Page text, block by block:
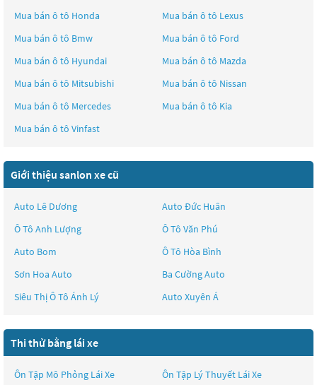
Mua bán ô tô Honda Mua bán ô tô Lexus
Mua bán ô tô Bmw Mua bán ô tô Ford
Mua bán ô tô Hyundai Mua bán ô tô Mazda
Mua bán ô tô Mitsubishi Mua bán ô tô Nissan
Mua bán ô tô Mercedes Mua bán ô tô Kia
Mua bán ô tô Vinfast
Giới thiệu sanlon xe cũ
Auto Lê Dương
Auto Đức Huân
Ô Tô Anh Lượng
Ô Tô Văn Phú
Auto Bom
Ô Tô Hòa Bình
Sơn Hoa Auto
Ba Cường Auto
Siêu Thị Ô Tô Ánh Lý
Auto Xuyên Á
Thi thử bằng lái xe
Ôn Tập Mô Phỏng Lái Xe
Ôn Tập Lý Thuyết Lái Xe